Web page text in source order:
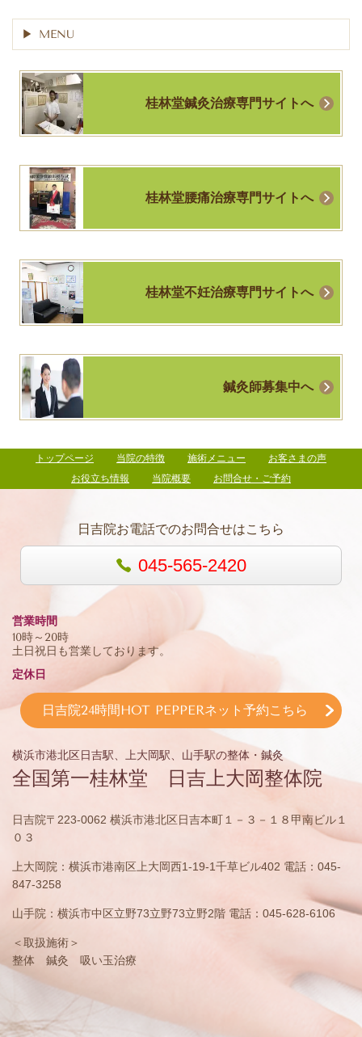
MENU
桂林堂鍼灸治療専門サイトへ
桂林堂腰痛治療専門サイトへ
桂林堂不妊治療専門サイトへ
鍼灸師募集中へ
トップページ 当院の特徴 施術メニュー
お客さまの声
お役立ち情報
当院概要 お問合せ・ご予約
日吉院お電話でのお問合せはこちら
045-565-2420
営業時間
10時～20時
土日祝日も営業しております。
定休日
日吉院24時間HOT PEPPERネット予約こちら
横浜市港北区日吉駅、上大岡駅、山手駅の整体・鍼灸
全国第一桂林堂 日吉上大岡整体院
日吉院〒223-0062 横浜市港北区日吉本町１－３－１８甲南ビル１
０３
上大岡院：横浜市港南区上大岡西1-19-1千草ビル402 電話：045-
847-3258
山手院：横浜市中区立野73立野73立野2階 電話：045-628-6106
＜取扱施術＞
整体 鍼灸 吸い玉治療